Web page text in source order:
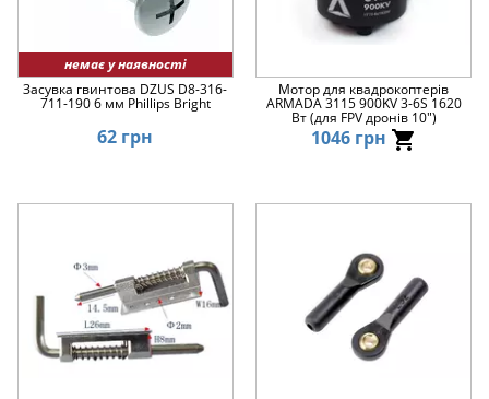
немає у наявності
Засувка гвинтова DZUS D8-316-
711-190 6 мм Phillips Bright
62 грн
Мотор для квадрокоптерів
ARMADA 3115 900KV 3-6S 1620
Вт (для FPV дронів 10")
1046 грн